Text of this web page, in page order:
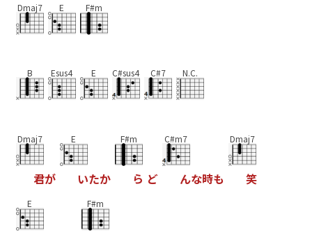
Dmaj7 E F#m
B Esus4 E C#sus4 C#7 N.C.
Dmaj7
君が
E
いたか
F#m
ら ど
C#m7
んな時も
Dmaj7
笑
E F#m